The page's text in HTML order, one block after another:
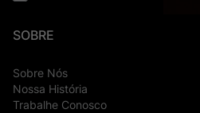
SOBRE
Sobre Nós
Nossa História
Trabalhe Conosco